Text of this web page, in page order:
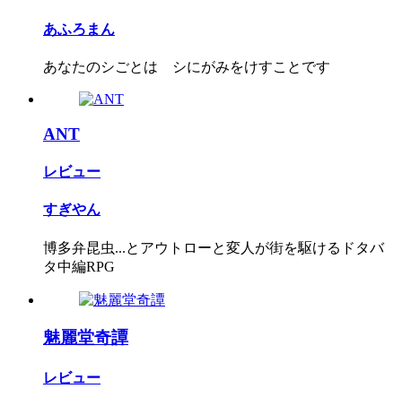
あふろまん
あなたのシごとは シにがみをけすことです
ANT
レビュー
すぎやん
博多弁昆虫...とアウトローと変人が街を駆けるドタバ
タ中編RPG
魅麗堂奇譚
レビュー